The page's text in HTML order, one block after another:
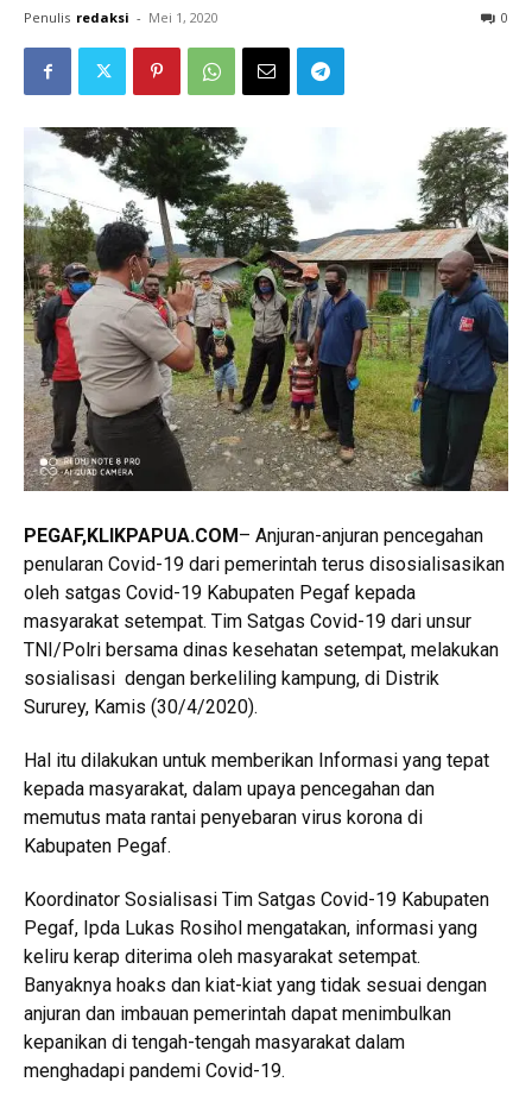
Penulis redaksi - Mei 1, 2020 0
PEGAF,KLIKPAPUA.COM – Anjuran-anjuran pencegahan
penularan Covid-19 dari pemerintah terus disosialisasikan
oleh satgas Covid-19 Kabupaten Pegaf kepada
masyarakat setempat. Tim Satgas Covid-19 dari unsur
TNI/Polri bersama dinas kesehatan setempat, melakukan
sosialisasi dengan berkeliling kampung, di Distrik
Sururey, Kamis (30/4/2020).
Hal itu dilakukan untuk memberikan Informasi yang tepat
kepada masyarakat, dalam upaya pencegahan dan
memutus mata rantai penyebaran virus korona di
Kabupaten Pegaf.
Koordinator Sosialisasi Tim Satgas Covid-19 Kabupaten
Pegaf, Ipda Lukas Rosihol mengatakan, informasi yang
keliru kerap diterima oleh masyarakat setempat.
Banyaknya hoaks dan kiat-kiat yang tidak sesuai dengan
anjuran dan imbauan pemerintah dapat menimbulkan
kepanikan di tengah-tengah masyarakat dalam
menghadapi pandemi Covid-19.